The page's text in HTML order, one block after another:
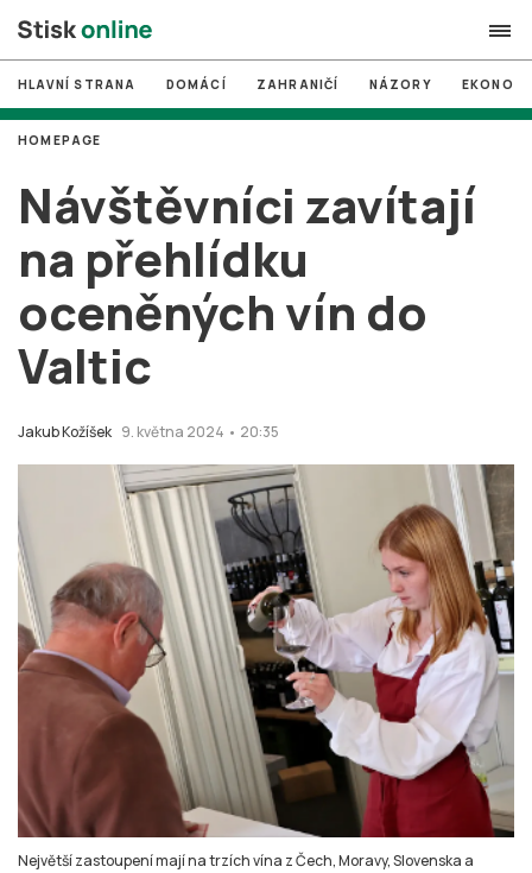
search
# MUNI
# Brno
# volby
login PŘIHLÁSIT SE
Zapomněli jste heslo?
HLAVNÍ STRANA DOMÁCÍ ZAHRANIČÍ NÁZORY
Návštěvníci zavítají
na přehlídku
oceněných vín do
Valtic
Jakub Kožíšek 9. května 2024 • 20:35
HOMEPAGE
Největší zastoupení mají na trzích vína z Čech, Moravy, Slovenska a